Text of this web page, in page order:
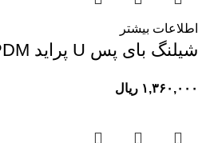
اطلاعات بیشتر
شیلنگ بای پس U پراید SUNSKY EPDM
۱,۳۶۰,۰۰۰ ریال